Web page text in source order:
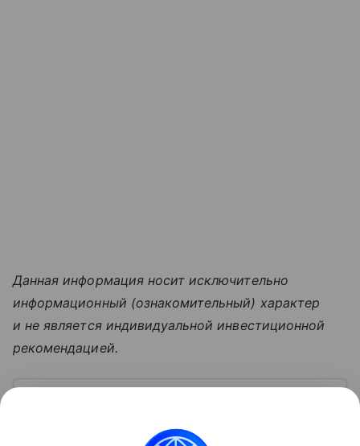
Данная информация носит исключительно
информационный (ознакомительный) характер
и не является индивидуальной инвестиционной
рекомендацией.
структура и функции